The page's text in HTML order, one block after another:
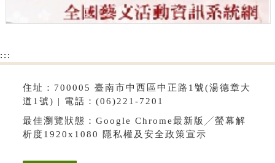
:::
住址：700005 臺南市中西區中正路1號(湯德章大
道1號) | 電話：(06)221-7201
最佳瀏覽狀態：Google Chrome最新版╱螢幕解
析度1920x1080 隱私權及安全政策宣示